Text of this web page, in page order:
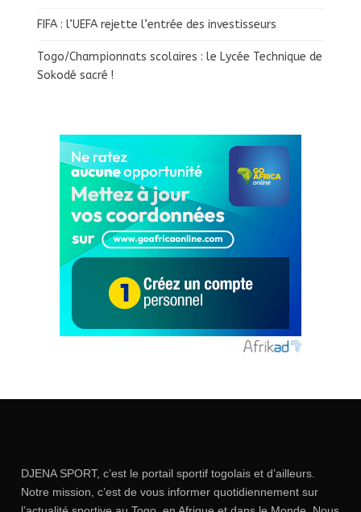
FIFA : l’UEFA rejette l’entrée des investisseurs
Togo/Championnats scolaires : le Lycée Technique de
Sokodé sacré !
DJENA SPORT, c’est le portail sportif togolais et d’ailleurs.
Notre mission, c’est de vous informer quotidiennement sur